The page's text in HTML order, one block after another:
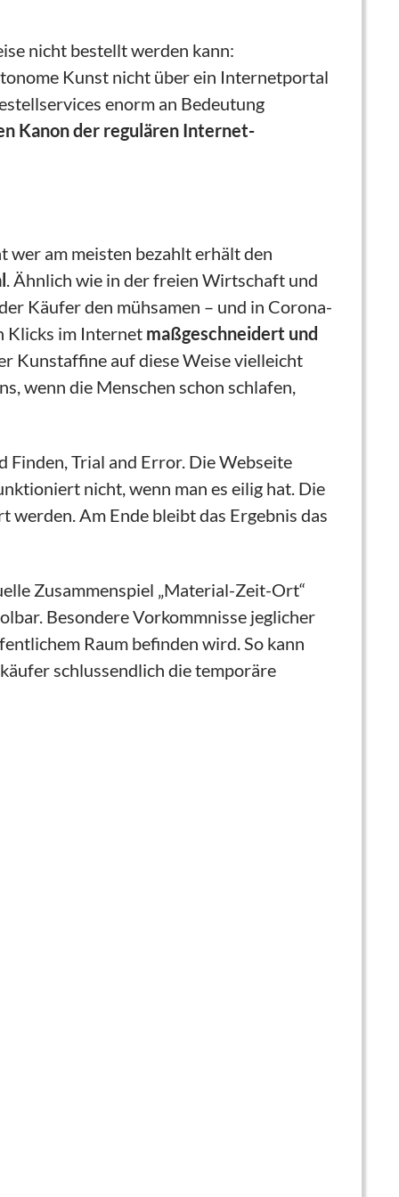
nicht bestellt werden kann:
Kunst nicht über ein Internetportal
enorm an Bedeutung
Kanon der regulären Internet-
wer am meisten bezahlt erhält den
. Ähnlich wie in der freien Wirtschaft und
Käufer den mühsamen – und in Corona-
Klicks im Internet maßgeschneidert und
Kunstaffine auf diese Weise vielleicht
wenn die Menschen schon schlafen,
Trial and Error. Die Webseite
nicht, wenn man es eilig hat. Die
werden. Am Ende bleibt das Ergebnis das
Zusammenspiel „Material-Zeit-Ort“
Besondere Vorkommnisse jeglicher
Raum befinden wird. So kann
schlussendlich die temporäre